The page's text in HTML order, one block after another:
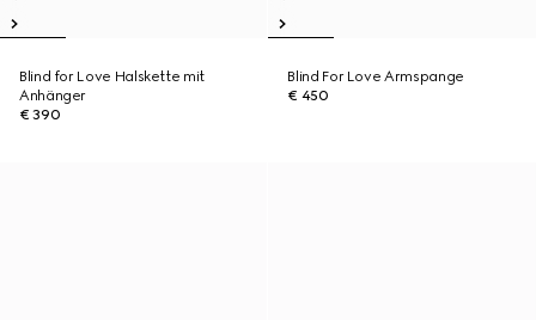
Blind for Love Halskette mit
Anhänger
€ 390
Blind For Love Armspange
€ 450